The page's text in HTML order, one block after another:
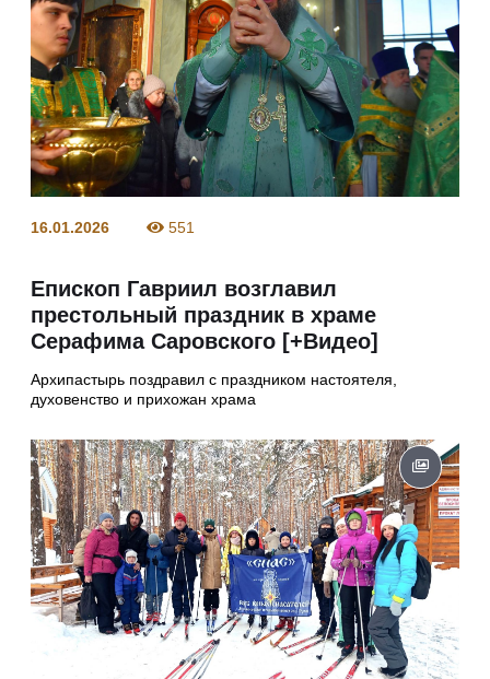
16.01.2026 551
Епископ Гавриил возглавил
престольный праздник в храме
Серафима Саровского [+Видео]
Архипастырь поздравил с праздником настоятеля,
духовенство и прихожан храма